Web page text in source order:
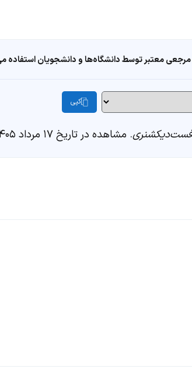
معتبر توسط دانشگاه‌ها و دانشجویان استفاده
کپی
فست‌دیکشنری. مشاهده در تاریخ ۱۷ مرداد ۱۴۰۵، از https://fastdic.com/word/in-the-shit